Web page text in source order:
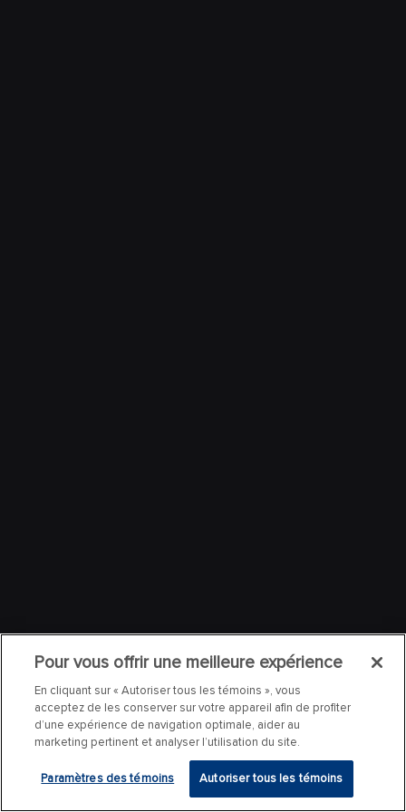
Pour vous offrir une meilleure expérience
En cliquant sur « Autoriser tous les témoins », vous
acceptez de les conserver sur votre appareil afin de profiter
d’une expérience de navigation optimale, aider au
marketing pertinent et analyser l’utilisation du site.
Paramètres des témoins Autoriser tous les témoins